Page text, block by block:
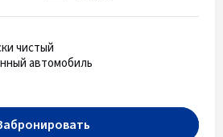
чистый
автомобиль